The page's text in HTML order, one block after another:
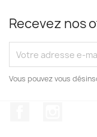
Recevez nos
Vous pouvez vous